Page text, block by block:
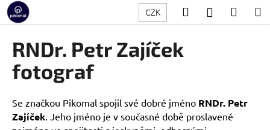
Přejít
na
obsah
CZK HledatPřihlášení
RNDr. Petr Zajíček
fotograf
Se značkou Pikomal spojil své dobré jméno RNDr. Petr
Zajíček . Jeho jméno je v současné době proslavené
K
o
C
o
p
o